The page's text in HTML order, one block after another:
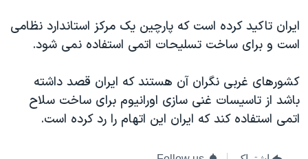
ایران تاکید کرده است که پارچین یک مرکز استاندارد نظامی
است و برای ساخت تسلیحات اتمی استفاده نمی شود.
کشورهای غربی نگران آن هستند که ایران قصد داشته
باشد از تاسیسات غنی سازی اورانیوم برای ساخت سلاح
اتمی استفاده کند که ایران این اتهام را رد کرده است.